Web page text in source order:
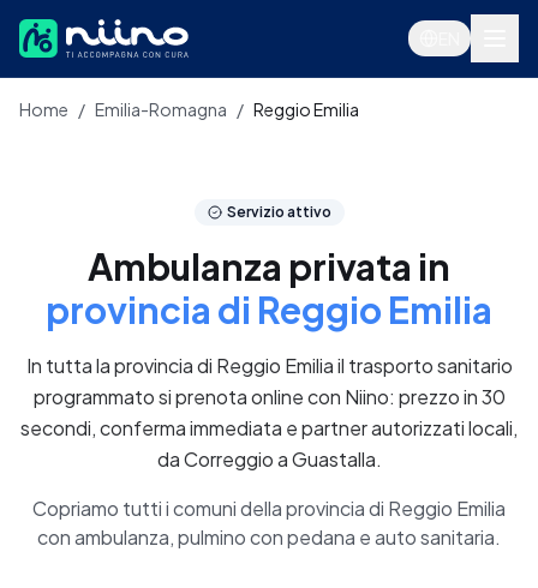
Accedi
Prenota ora
Home / Emilia-Romagna / Reggio Emilia
Servizio attivo
Ambulanza privata in
provincia di Reggio Emilia
In tutta la provincia di Reggio Emilia il trasporto sanitario
programmato si prenota online con Niino: prezzo in 30
secondi, conferma immediata e partner autorizzati locali,
da Correggio a Guastalla.
Copriamo tutti i comuni della provincia di Reggio Emilia
con ambulanza, pulmino con pedana e auto sanitaria.